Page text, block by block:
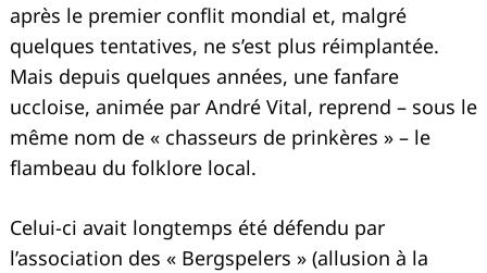
après le premier conflit mondial et, malgré
quelques tentatives, ne s’est plus réimplantée.
Mais depuis quelques années, une fanfare
uccloise, animée par André Vital, reprend – sous le
même nom de « chasseurs de prinkères » – le
flambeau du folklore local.
Celui-ci avait longtemps été défendu par
l’association des « Bergspelers » (allusion à la